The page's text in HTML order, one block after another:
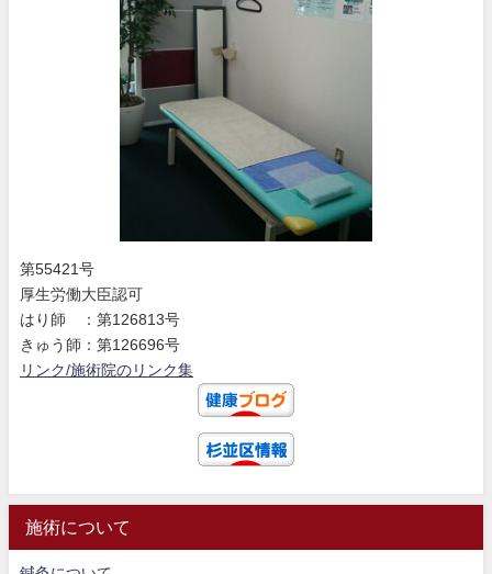
第55421号
厚生労働大臣認可
はり師 ：第126813号
きゅう師：第126696号
リンク/施術院のリンク集
施術について